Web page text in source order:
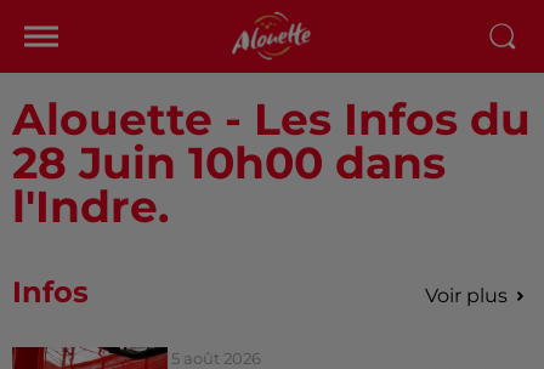
Alouette - Les Infos du
28 Juin 10h00 dans
l'Indre.
Infos Voir plus
5 août 2026